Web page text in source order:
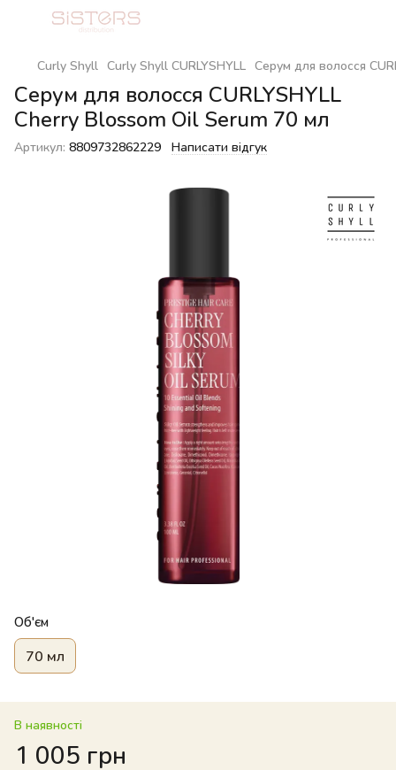
Curly Shyll Curly Shyll CURLYSHYLL Серум для волосся
Серум для волосся CURLYSHYLL
Cherry Blossom Oil Serum 70 мл
Артикул: 8809732862229 Написати відгук
Об'єм
70 мл
В наявності
1 005 грн